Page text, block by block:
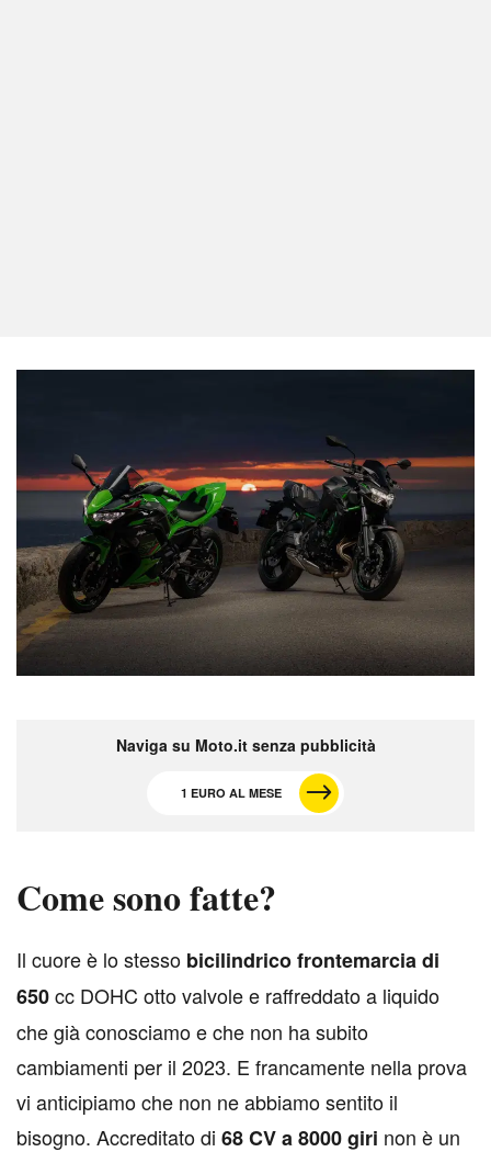
Naviga su Moto.it senza pubblicità
1 EURO AL MESE
Come sono fatte?
Il cuore è lo stesso bicilindrico frontemarcia di
650cc DOHC otto valvole e raffreddato a liquido
che già conosciamo e che non ha subito
cambiamenti per il 2023. E francamente nella prova
vi anticipiamo che non ne abbiamo sentito il
bisogno. Accreditato di 68 CV a 8000 giri non è un